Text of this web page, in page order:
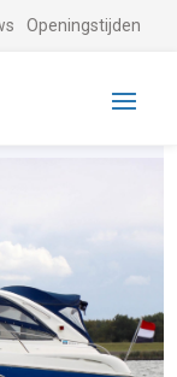
Openingstijden